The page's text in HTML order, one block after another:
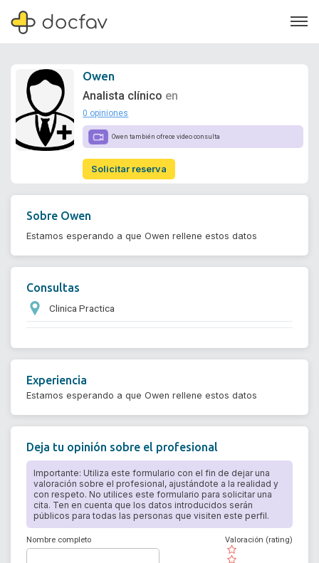
Soporte
Quiénes somos
¿Eres un doctor?
Owen
Analista clínico en
0 opiniones
Owen también ofrece video consulta
Solicitar reserva
Sobre Owen
Estamos esperando a que Owen rellene estos datos
Consultas
Clinica Practica
Experiencia
Estamos esperando a que Owen rellene estos datos
Deja tu opinión sobre el profesional
Importante: Utiliza este formulario con el fin de dejar una
valoración sobre el profesional, ajustándote a la realidad y
con respeto. No utilices este formulario para solicitar una
cita. Ten en cuenta que los datos introducidos serán
públicos para todas las personas que visiten este perfil.
Nombre completo
( )
( )
Valoración (rating)